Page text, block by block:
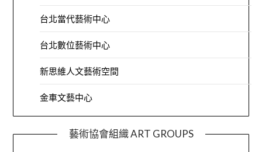
台北當代藝術中心
台北數位藝術中心
新思維人文藝術空間
金車文藝中心
藝術協會組織 ART GROUPS